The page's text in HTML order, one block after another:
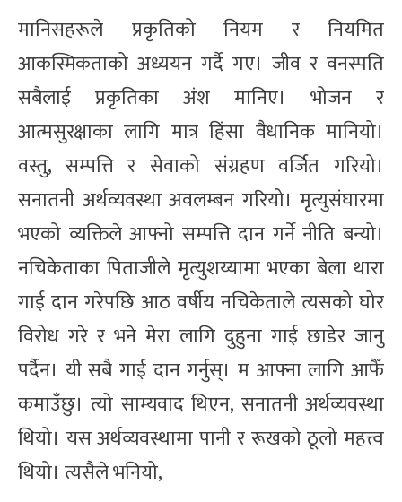
मानिसहरूले प्रकृतिको नियम र नियमित
आकस्मिकताको अध्ययन गर्दै गए। जीव र वनस्पति
सबैलाई प्रकृतिका अंश मानिए। भोजन र
आत्मसुरक्षाका लागि मात्र हिंसा वैधानिक मानियो।
वस्तु, सम्पत्ति र सेवाको संग्रहण वर्जित गरियो।
सनातनी अर्थव्यवस्था अवलम्बन गरियो। मृत्युसंघारमा
भएको व्यक्तिले आफ्नो सम्पत्ति दान गर्ने नीति बन्यो।
नचिकेताका पिताजीले मृत्युशय्यामा भएका बेला थारा
गाई दान गरेपछि आठ वर्षीय नचिकेताले त्यसको घोर
विरोध गरे र भने मेरा लागि दुहुना गाई छाडेर जानु
पर्दैन। यी सबै गाई दान गर्नुस्। म आफ्ना लागि आफैँ
कमाउँछु। त्यो साम्यवाद थिएन, सनातनी अर्थव्यवस्था
थियो। यस अर्थव्यवस्थामा पानी र रूखको ठूलो महत्त्व
थियो। त्यसैले भनियो,